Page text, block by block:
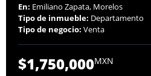
En: Emiliano Zapata, Morelos
Tipo de inmueble: Departamento
Tipo de negocio: Venta
$1,750,000MXN